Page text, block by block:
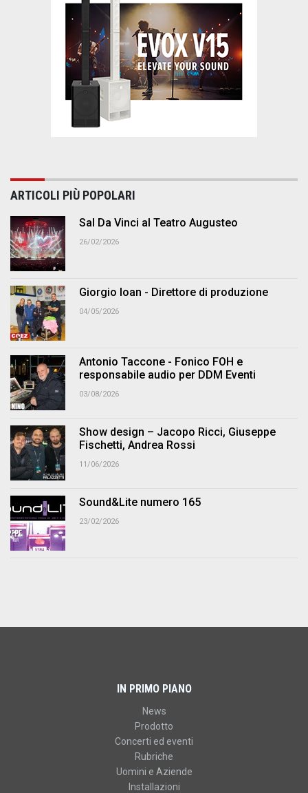
ARTICOLI PIÙ POPOLARI
Sal Da Vinci al Teatro Augusteo
26/02/2026
Giorgio Ioan - Direttore di produzione
04/05/2026
Antonio Taccone - Fonico FOH e
responsabile audio per DDM Eventi
03/08/2026
Show design – Jacopo Ricci, Giuseppe
Fischetti, Andrea Rossi
11/06/2026
Sound&Lite numero 165
23/02/2026
IN PRIMO PIANO
News
Prodotto
Concerti ed eventi
Rubriche
Uomini e Aziende
Installazioni